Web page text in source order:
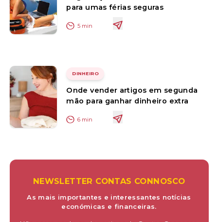
para umas férias seguras
5 min
DINHEIRO
Onde vender artigos em segunda
mão para ganhar dinheiro extra
6 min
NEWSLETTER CONTAS CONNOSCO
As mais importantes e interessantes notícias
económicas e financeiras.